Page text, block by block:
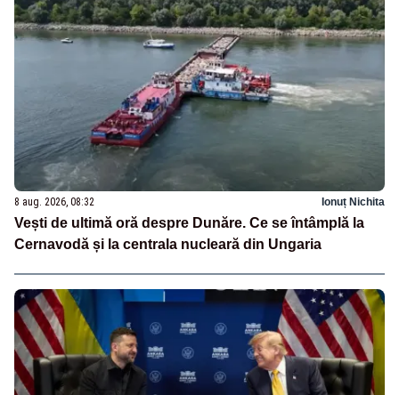
8 aug. 2026, 08:32 Ionuț Nichita
Vești de ultimă oră despre Dunăre. Ce se întâmplă la
Cernavodă și la centrala nucleară din Ungaria